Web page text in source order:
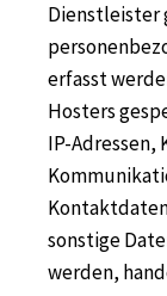
Dienstleister
erfasst
Hosters
IP-
sonstige
werden,